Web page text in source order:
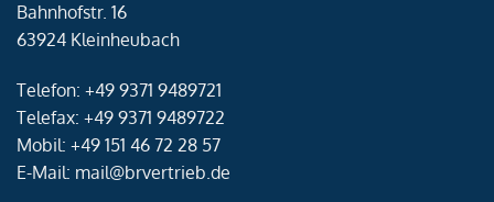
Bahnhofstr. 16
63924 Kleinheubach
Telefon: +49 9371 9489721
Telefax: +49 9371 9489722
Mobil: +49 151 46 72 28 57
E-Mail: mail@brvertrieb.de